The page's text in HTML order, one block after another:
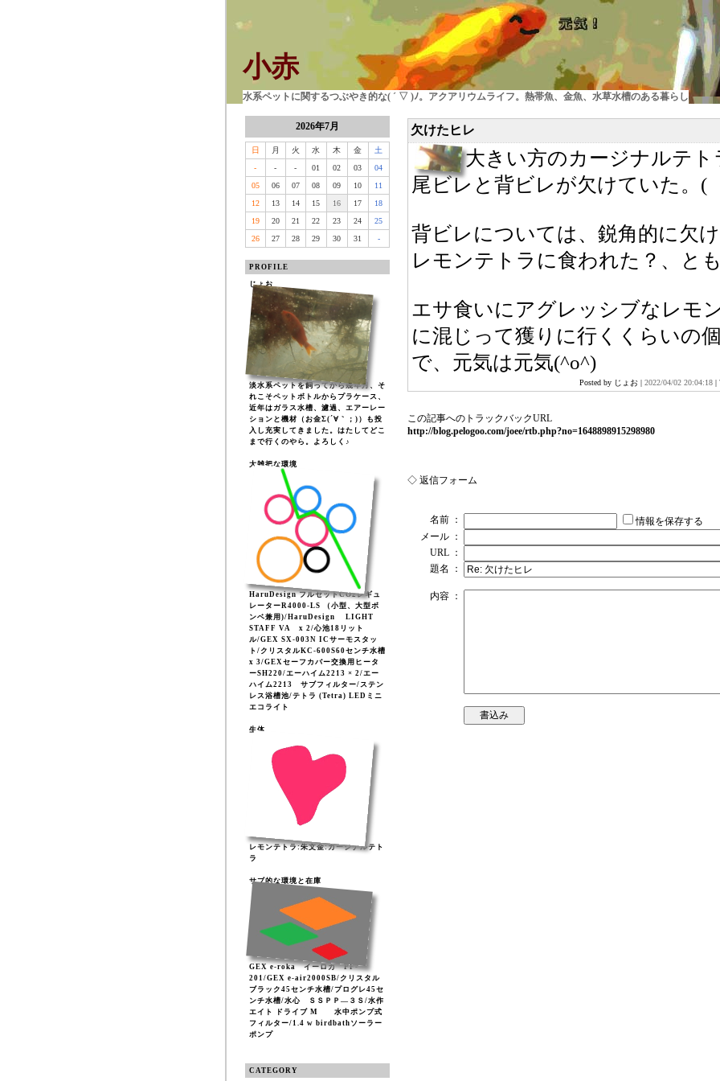
小赤
水系ペットに関するつぶやき的な( ´ ▽ )ﾉ。アクアリウムライフ。熱帯魚、金魚、水草水槽のある暮らし
2026年7月
日 月 火 水 木 金
土
-
- - 01 02 03
04
05
06 07 08 09 10
11
12
13 14 15 16 17
18
19
20 21 22 23 24
25
26
27 28 29 30 31 -
PROFILE
じょお
淡水系ペットを飼ってから幾年月、そ
れこそペットボトルからプラケース、
近年はガラス水槽、濾過、エアーレー
ションと機材（お金Σ(´∀｀；)）も投
入し充実してきました。はたしてどこ
まで行くのやら。よろしく♪
大雑把な環境
HaruDesign フルセットCO2レギュ
レーターR4000-LS （小型、大型ボ
ンベ兼用)/HaruDesign LIGHT
STAFF VA x 2/心池18リット
ル/GEX SX-003N ICサーモスタッ
ト/クリスタルKC-600S60センチ水槽
x 3/GEXセーフカバー交換用ヒータ
ーSH220/エーハイム2213 × 2/エー
ハイム2213 サブフィルター/ステン
レス浴槽池/テトラ (Tetra) LEDミニ
エコライト
生体
レモンテトラ:朱文金:カージナルテト
ラ
サブ的な環境と在庫
GEX e-roka イーロカ PF-
201/GEX e-air2000SB/クリスタル
ブラック45センチ水槽/プログレ45セ
ンチ水槽/水心 ＳＳＰＰ―３Ｓ/水作
エイト ドライブ M 水中ポンプ式
フィルター/1.4 w birdbathソーラー
ポンプ
CATEGORY
欠けたヒレ
大きい方のカージナルテト
尾ビレと背ビレが欠けていた。(
背ビレについては、鋭角的に欠け
レモンテトラに食われた？、とも
エサ食いにアグレッシブなレモ
に混じって獲りに行くくらいの
で、元気は元気(^o^)
Posted by じょお | 2022/04/02 20:04:18 |
この記事へのトラックバックURL
http://blog.pelogoo.com/joee/rtb.php?no=1648898915298980
◇ 返信フォーム
名前 ：
情報を保存する
メール ：
URL ：
題名 ：
内容 ：